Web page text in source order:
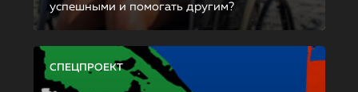
успешными и помогать другим?
СПЕЦПРОЕКТ